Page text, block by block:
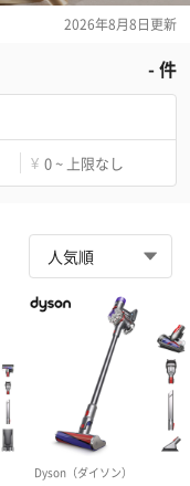
2026年8月8日更新
-件
¥ 0 ~ 上限なし